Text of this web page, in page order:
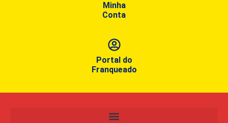
Minha
Conta
Portal do
Franqueado